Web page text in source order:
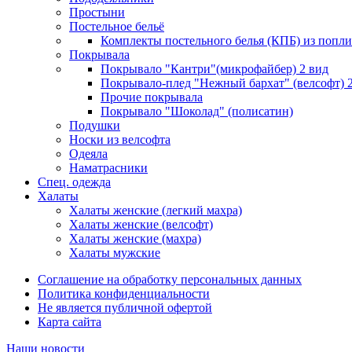
Простыни
Постельное бельё
Комплекты постельного белья (КПБ) из
Покрывала
Покрывало "Кантри"(микрофайбер) 2 вид
Покрывало-плед "Нежный бархат" (велсофт)
Прочие покрывала
Покрывало "Шоколад" (полисатин)
Подушки
Носки из велсофта
Одеяла
Наматрасники
Спец. одежда
Халаты
Халаты женские (легкий махра)
Халаты женские (велсофт)
Халаты женские (махра)
Халаты мужские
Соглашение на обработку персональных данных
Политика конфиденциальности
Не является публичной офертой
Карта сайта
Наши новости